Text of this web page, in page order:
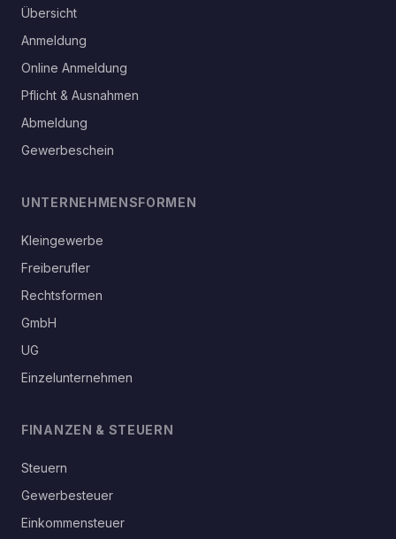
Übersicht
Anmeldung
Online Anmeldung
Pflicht & Ausnahmen
Abmeldung
Gewerbeschein
UNTERNEHMENSFORMEN
Kleingewerbe
Freiberufler
Rechtsformen
GmbH
UG
Einzelunternehmen
FINANZEN & STEUERN
Steuern
Gewerbesteuer
Einkommensteuer